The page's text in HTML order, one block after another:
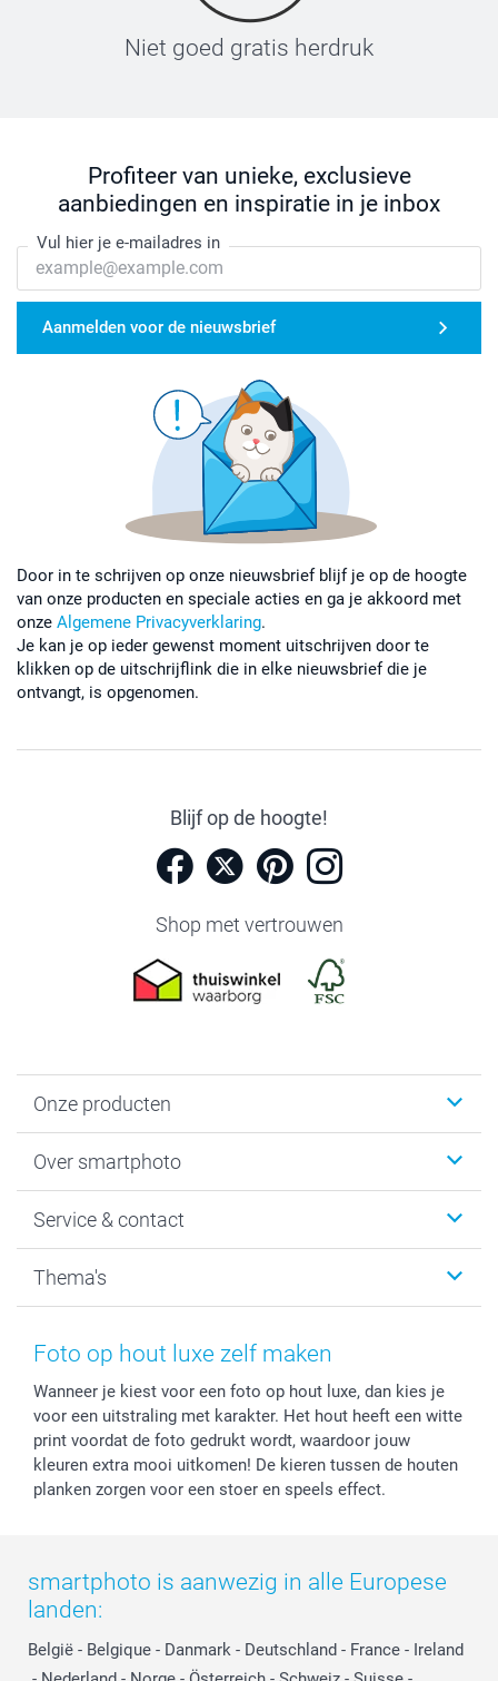
Niet goed gratis herdruk
Profiteer van unieke, exclusieve
aanbiedingen en inspiratie in je inbox
Vul hier je e-mailadres in
Aanmelden voor de nieuwsbrief
Door in te schrijven op onze nieuwsbrief blijf je op de hoogte
van onze producten en speciale acties en ga je akkoord met
onze Algemene Privacyverklaring.
Je kan je op ieder gewenst moment uitschrijven door te
klikken op de uitschrijflink die in elke nieuwsbrief die je
ontvangt, is opgenomen.
Blijf op de hoogte!
Shop met vertrouwen
Onze producten
Fotoboeken
Fotocadeaus
Kaarten
Over smartphoto
Vacatures
Bestelproces
Herroepingsrecht
Cookiebeleid
Reviews
Prijslijst
Investor Relations
Service & contact
Tevredenheidsgarantie
Mijn orderstatus
smartbonus
smartfriends
service@smartphoto.nl
Affiliate partnerprogramma
Partnerships
Thema's
Baby
Moederdag
Vaderdag
Huwelijk
Foto op hout luxe zelf maken
Wanneer je kiest voor een foto op hout luxe, dan kies je
voor een uitstraling met karakter. Het hout heeft een witte
print voordat de foto gedrukt wordt, waardoor jouw
kleuren extra mooi uitkomen! De kieren tussen de houten
planken zorgen voor een stoer en speels effect.
smartphoto is aanwezig in alle Europese
landen:
België - Belgique - Danmark - Deutschland - France - Ireland